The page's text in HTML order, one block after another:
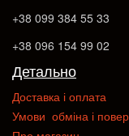
+38 099 384 55 33
+38 096 154 99 02
Детально
Доставка і оплата
Умови обміна і